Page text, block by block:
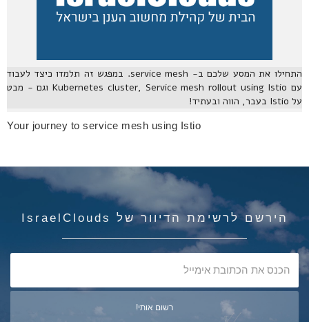
התחילו את המסע שלכם ב- service mesh. במפגש זה תלמדו כיצד לעבוד
עם Kubernetes cluster, Service mesh rollout using Istio וגם - מבט
על Istio בעבר, הווה ובעתיד!
Your journey to service mesh using Istio
הירשם לרשימת הדיוור של IsraelClouds